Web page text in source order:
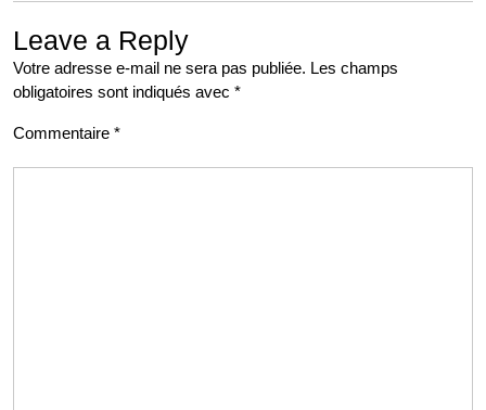
Leave a Reply
Votre adresse e-mail ne sera pas publiée. Les champs
obligatoires sont indiqués avec *
Commentaire *